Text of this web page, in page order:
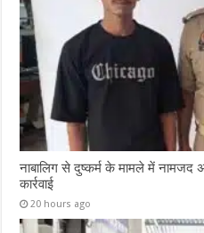
नाबालिग से दुष्कर्म के मामले में नामजद
कार्रवाई
20 hours ago